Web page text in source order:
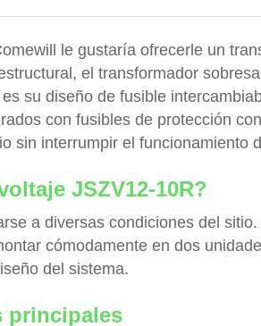
le gustaría ofrecerle un
el transformador
su diseño de fusible
con fusibles de protección
sin interrumpir el funcionamiento
JSZV12-10R?
a diversas condiciones del
cómodamente en dos
del sistema.
principales